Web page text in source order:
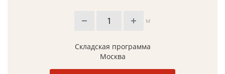
м
Складская программа
Москва